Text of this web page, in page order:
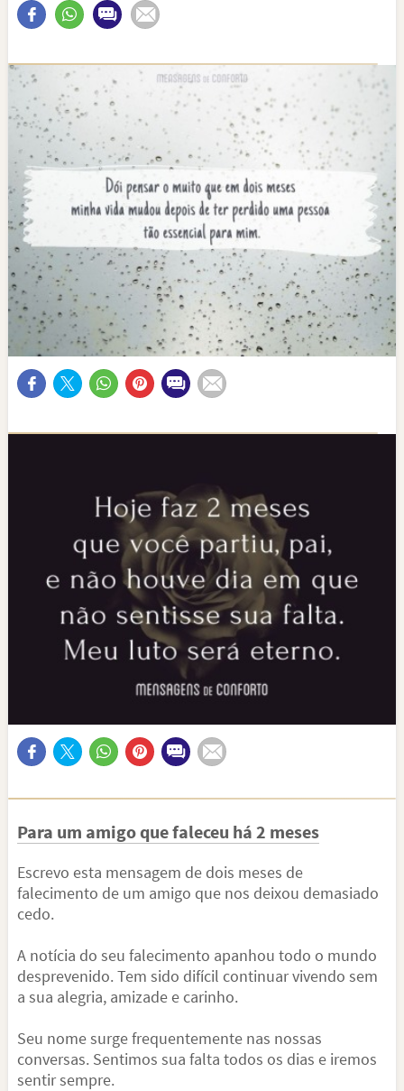
Para um amigo que faleceu há 2 meses
Escrevo esta mensagem de dois meses de
falecimento de um amigo que nos deixou demasiado
cedo.
A notícia do seu falecimento apanhou todo o mundo
desprevenido. Tem sido difícil continuar vivendo sem
a sua alegria, amizade e carinho.
Seu nome surge frequentemente nas nossas
conversas. Sentimos sua falta todos os dias e iremos
sentir sempre.